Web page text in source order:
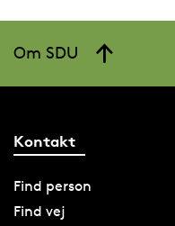
Om SDU
Kontakt
Find person
Find vej